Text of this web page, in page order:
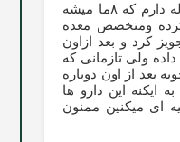
سلام من یک پسر دوازده ساله دارم که ۸ما میشه
ومتخصص معده
پنتو پرازول ۴۰ تجویز کرد و بعد ازاون
داده ولی تازمانی که
بعد از اون دوباره
ایکنه این دارو ها
ای میکنین ممنون